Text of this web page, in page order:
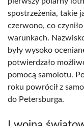
spostrzeżenia, takie
czerwono, co
warunkach.
były wysoko
potwierdzało
pomocą samolotu.
roku powrócił z
do Petersburga.